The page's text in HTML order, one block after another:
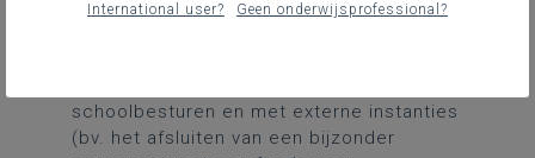
programma van een studierichting);
schoolbesturen en met externe instanties
(bv. het afsluiten van een bijzonder
International user? Geen onderwijsprofessional?